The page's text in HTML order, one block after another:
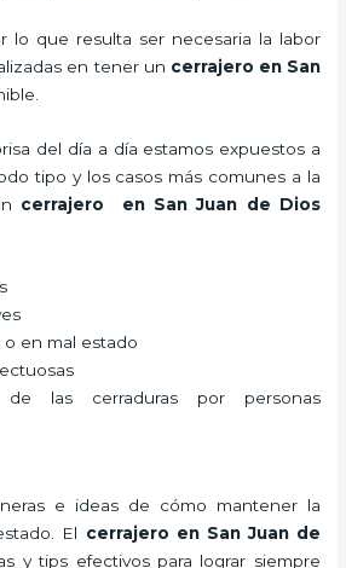
lo que resulta ser necesaria la labor
en tener un cerrajero en San
del día a día estamos expuestos a
tipo y los casos más comunes a la
cerrajero en San Juan de Dios
o en mal estado
de las cerraduras por personas
e ideas de cómo mantener la
El cerrajero en San Juan de
y tips efectivos para lograr siempre